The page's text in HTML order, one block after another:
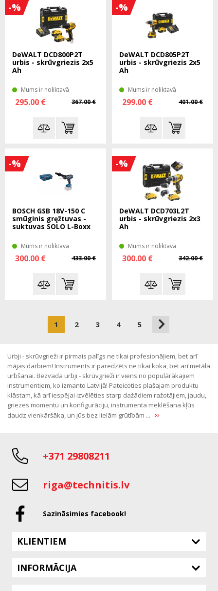
-%
DeWALT DCD800P2T
urbis - skrūvgriezis 2x5
Ah
Mums ir noliktavā
367.00 €
295.00 €
-%
DeWALT DCD805P2T
urbis - skrūvgriezis 2x5
Ah
Mums ir noliktavā
401.00 €
299.00 €
-%
BOSCH GSB 18V-150 C
smūginis gręžtuvas -
suktuvas SOLO L-Boxx
Mums ir noliktavā
433.00 €
300.00 €
-%
DeWALT DCD703L2T
urbis - skrūvgriezis 2x3
Ah
Mums ir noliktavā
342.00 €
300.00 €
1 2 3 4 5
Urbji - skrūvgrieži ir pirmais palīgs ne tikai profesionāļiem, bet arī
mājas darbiem! Instruments ir paredzēts ne tikai koka, bet arī metāla
urbšanai. Bezvada urbji - skrūvgrieži ir viens no populārākajiem
instrumentiem, ko izmanto Latvijā! Pateicoties plašajam produktu
klāstam, kā arī iespējai izvēlēties starp dažādiem ražotājiem, jaudu,
griezes momentu un konfigurāciju, instrumenta meklēšana kļūs
daudz vienkāršāka, un jūs bez lielām grūtībām ...
+371 29808211
riga@technitis.lv
Sazināsimies facebook!
KLIENTIEM
INFORMĀCIJA